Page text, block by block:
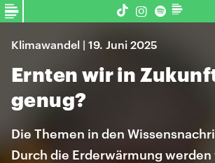
Klimawandel | 19. Juni 2025
Ernten wir in
genug?
Die Themen in den
Durch die Erderwärmung